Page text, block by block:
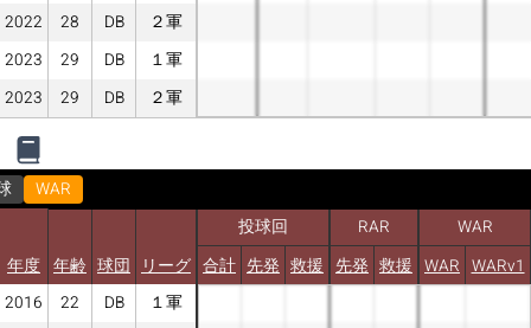
2022
28 DB
２軍
2023
29 DB
１軍
2023
29 DB ２軍
WAR
投球回
RAR
WAR
年度 年齢 球団 リーグ 合計 先発 救援 先発 救援 WAR WARv1
2016
22 DB
１軍